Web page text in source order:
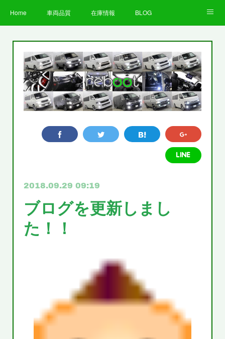
Home 車両品質 在庫情報 BLOG
お客様の声 STAFF 企業情報
プライバシーポリシー
2018.09.29 09:19
ブログを更新しまし
た！！